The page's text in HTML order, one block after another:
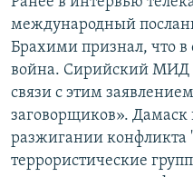
международный
Брахими признал, что в
война. Сирийский МИД
связи с этим
заговорщиков».
разжигании конфликта
террористические